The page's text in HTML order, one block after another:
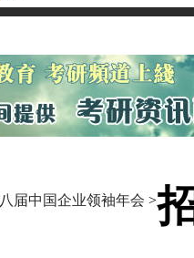
届中国企业领袖年会 >